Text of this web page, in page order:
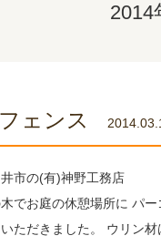
2014
ェンス
井市の(有)神野工務
でお庭の休憩場所に パ
ただきました。 ウリン